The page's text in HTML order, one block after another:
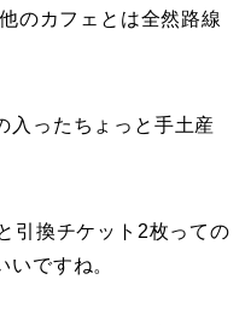
のカフェとは全然路線
入ったちょっと手土産
引換チケット2枚っての
ですね。